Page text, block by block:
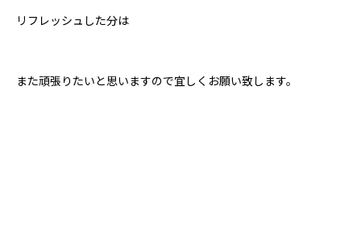
リフレッシュした分は
また頑張りたいと思いますので宜しくお願い致します。